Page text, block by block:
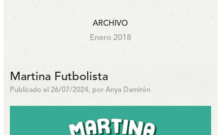
ARCHIVO
Enero 2018
Martina Futbolista
Publicado el 26/07/2024, por Anya Damirón